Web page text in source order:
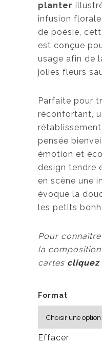
planter
infusion
de poésie,
est conçue
usage afin de
jolies fleurs
Parfaite pour
réconfortant,
pensée
émotion et
design tendre
en scène une
évoque la
les petits
Pour
la
cartes cliquez
Format
Effacer